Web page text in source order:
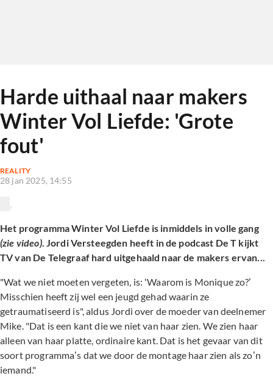
Harde uithaal naar makers
Winter Vol Liefde: 'Grote
fout'
REALITY
28 jan 2025, 14:55
Het programma Winter Vol Liefde is inmiddels in volle gang
(zie video). Jordi Versteegden heeft in de podcast De T kijkt
TV van De Telegraaf hard uitgehaald naar de makers ervan...
"Wat we niet moeten vergeten, is: ‘Waarom is Monique zo?’
Misschien heeft zij wel een jeugd gehad waarin ze
getraumatiseerd is", aldus Jordi over de moeder van deelnemer
Mike. "Dat is een kant die we niet van haar zien. We zien haar
alleen van haar platte, ordinaire kant. Dat is het gevaar van dit
soort programma’s dat we door de montage haar zien als zo’n
iemand."